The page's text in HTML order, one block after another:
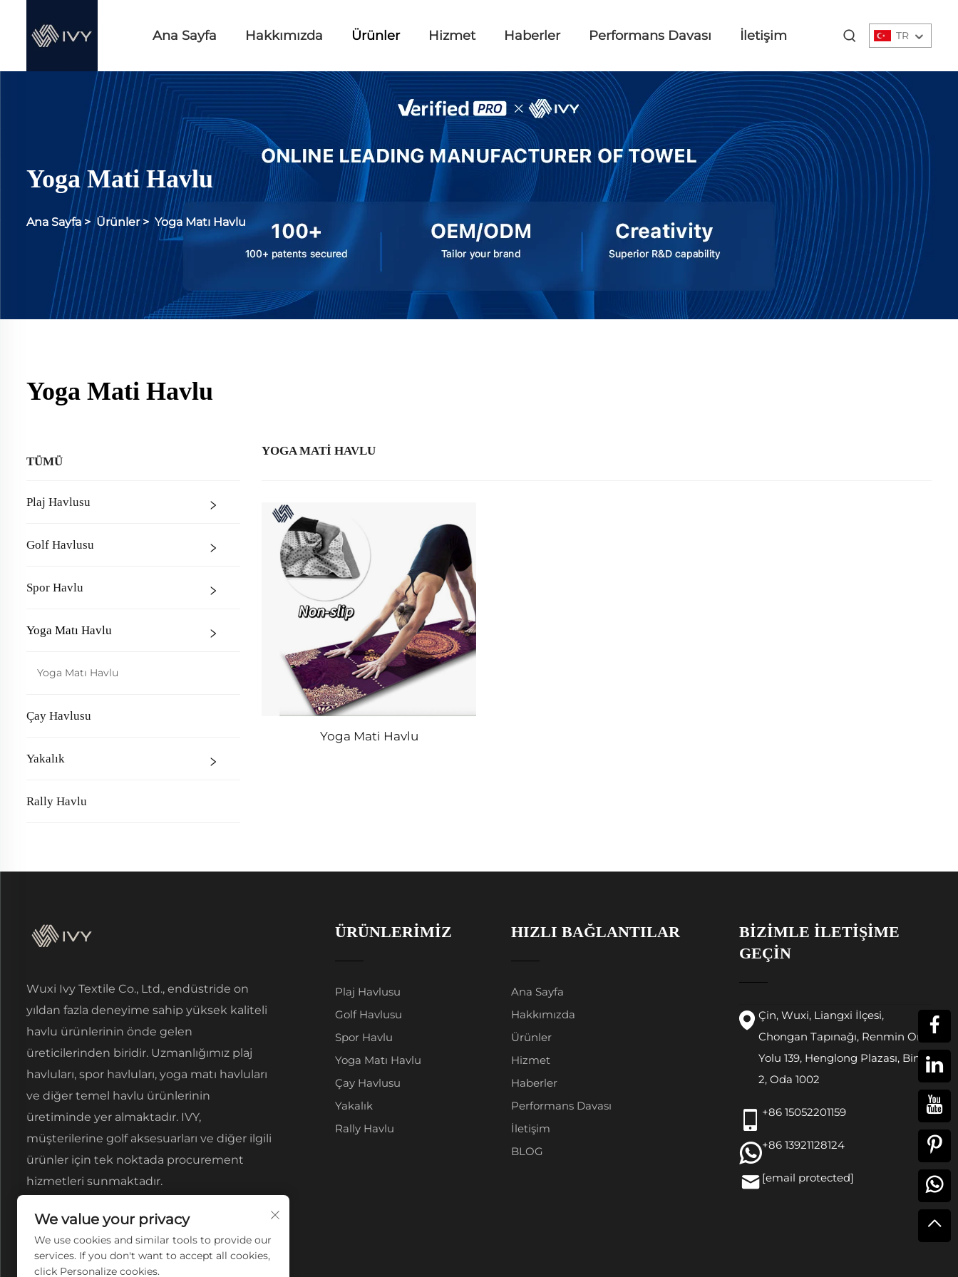
Ana Sayfa Hakkımızda Ürünler Hizmet Haberler Performans Davası İletişim TR
Yoga Mati Havlu
Ana Sayfa>Ürünler> Yoga Matı Havlu
Yoga Mati Havlu
TÜMÜ
Plaj Havlusu
Golf Havlusu
Spor Havlu
Yoga Matı Havlu
Yoga Matı Havlu
Çay Havlusu
Yakalık
Rally Havlu
YOGA MATI HAVLU
Yoga Mati Havlu
Wuxi Ivy Textile Co., Ltd., endüstride on
yıldan fazla deneyime sahip yüksek kaliteli
havlu ürünlerinin önde gelen
üreticilerinden biridir. Uzmanlığımız plaj
havluları, spor havluları, yoga matı havluları
ve diğer temel havlu ürünlerinin
üretiminde yer almaktadır. IVY,
müşterilerine golf aksesuarları ve diğer ilgili
ürünler için tek noktada procurement
hizmetleri sunmaktadır.
ÜRÜNLERIMIZ
Plaj Havlusu
Golf Havlusu
Spor Havlu
Yoga Matı Havlu
Çay Havlusu
Yakalık
Rally Havlu
HIZLI BAĞLANTILAR
Ana Sayfa
Hakkımızda
Ürünler
Hizmet
Haberler
Performans Davası
İletişim
BLOG
BIZIMLE İLETIŞIME
GEÇIN
Çin, Wuxi, Liangxi İlçesi,
Chongan Tapınağı, Renmin Orta
Yolu 139, Henglong Plazası, Bina
2, Oda 1002
+86 15052201159
+86 13921128124
[email protected]
We value your privacy
We use cookies and similar tools to provide our
services. If you don't want to accept all cookies,
click Personalize cookies.